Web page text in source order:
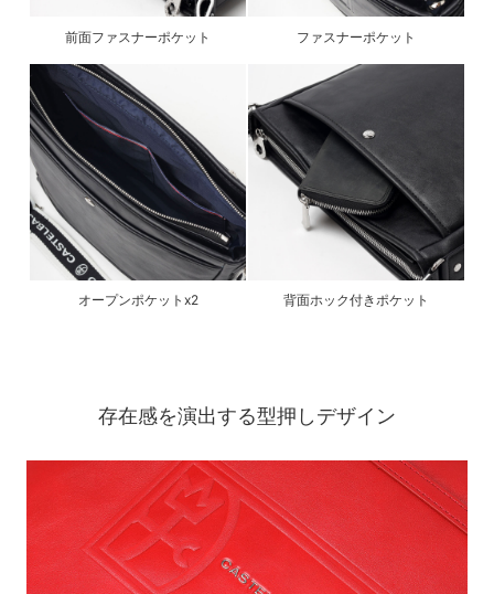
前面ファスナーポケット ファスナーポケット
オープンポケットx2 背面ホック付きポケット
存在感を演出する型押しデザイン